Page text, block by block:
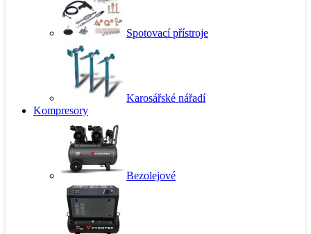
Spotovací přístroje
Karosářské nářadí
Kompresory
Bezolejové